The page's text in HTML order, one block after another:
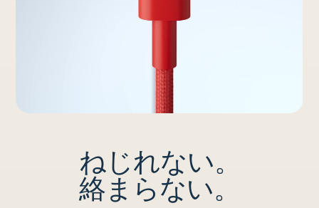
ねじれない。
絡まらない。